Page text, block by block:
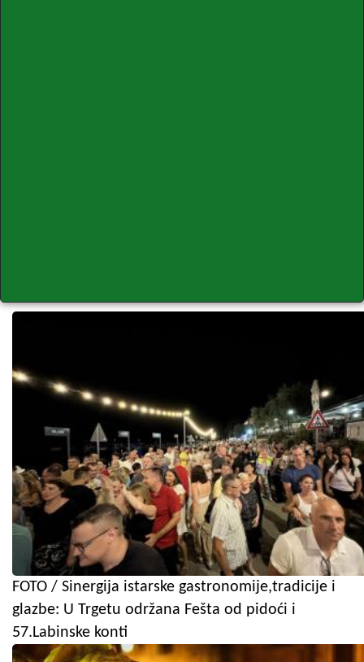
FOTO / Sinergija istarske gastronomije,tradicije i
glazbe: U Trgetu održana Fešta od pidoći i
57.Labinske konti